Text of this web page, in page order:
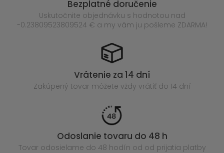
Bezplatné doručenie
Uskutočnite objednávku s hodnotou nad
-0.23809523809524 € a my vám ju pošleme ZDARMA!
Vrátenie za 14 dní
Zakúpený tovar môžete vždy vrátiť do 14 dní
Odoslanie tovaru do 48 h
Tovar odosielame do 48 hodín od od prijatia platby